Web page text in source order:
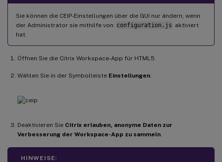
Sie können die CEIP-Einstellungen über die GUI nur ändern, wenn
der Administrator sie mithilfe von configuration.js aktiviert
hat.
Öffnen Sie die Citrix Workspace-App für HTML5.
Wählen Sie in der Symbolleiste Einstellungen
Deaktivieren Sie Citrix erlauben, anonyme Daten zur
Verbesserung der Workspace-App zu sammeln
HINWEISE: